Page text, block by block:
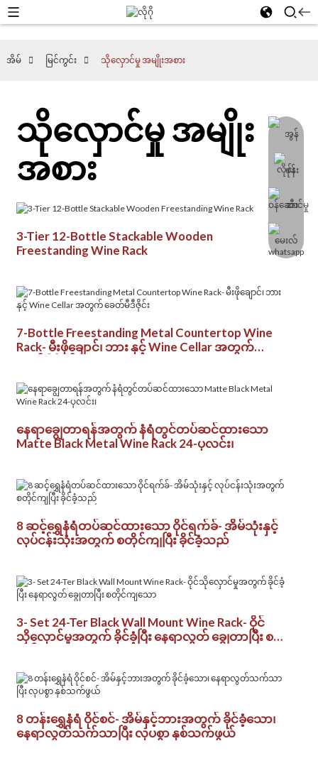
အိမ် မြင်ကွင်း သိုလှောင်မှု အမျိုးအစား
သိုလှောင်မှု အမျိုး
အစား
3-Tier 12-Bottle Stackable Wooden
Freestanding Wine Rack
7-Bottle Freestanding Metal Countertop Wine
Rack- မီးဖိုချောင်၊ ဘား နှင့် Wine Cellar အတွက်
နေရာချွေတာရန်အတွက် နံရံတွင်တပ်ဆင်ထားသော
Matte Black Metal Wine Rack 24-ပုလင်း၊
8 ဆင့်ရွှေနံရံတပ်ဆင်ထားသော ဝိုင်ရက်ခ်- အိမ်သုံးနှင့်
လုပ်ငန်းသုံးအတွက် စတိုင်ကျပြီး ခိုင်ခံ့သည်
3- Set 24-Ter Black Wall Mount Wine Rack- ဝိုင်
သိုလှောင်မှုအတွက် ခိုင်ခံ့ပြီး နေရာလွတ် ချွေတာပြီး စ
8 တန်းရွှေနံရံ ဝိုင်စင်- အိမ်နှင့်ဘားအတွက် ခိုင်ခံ့သော၊
နေရာလွတ်သက်သာပြီး လှပစွာ နှစ်သက်ဖွယ်